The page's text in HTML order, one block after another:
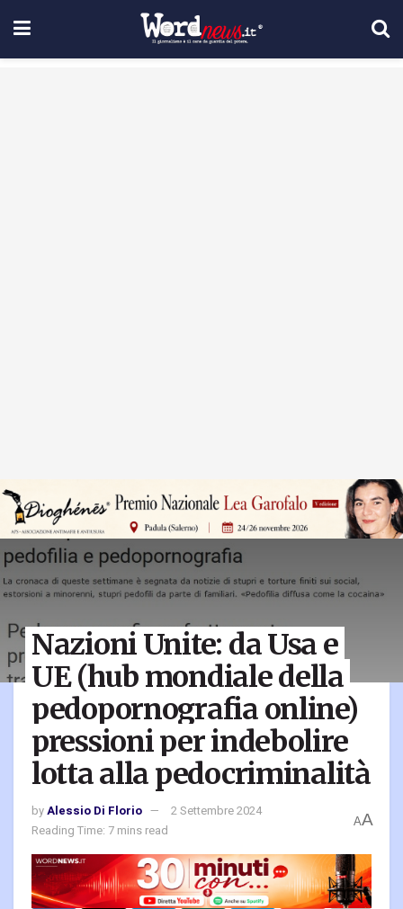
Nazioni Unite: da Usa e
UE (hub mondiale della
pedopornografia online)
pressioni per indebolire
lotta alla pedocriminalità
byAlessio Di Florio
2 Settembre 2024
Reading Time: 7 mins read
AA